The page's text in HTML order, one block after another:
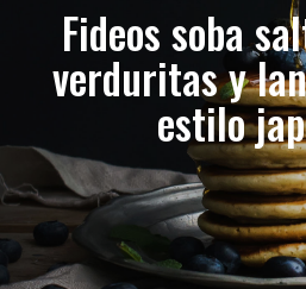
Fideos soba
verduritas y
estilo